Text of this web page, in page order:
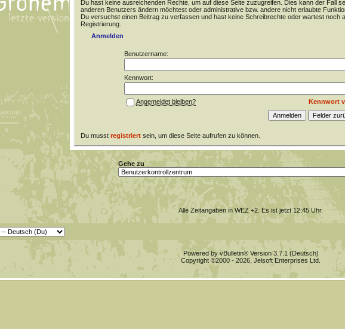
Du hast keine ausreichenden Rechte, um auf diese Seite zuzugreifen. Dies kann der Fall
anderen Benutzers ändern möchtest oder administrative bzw. andere nicht erlaubte
Du versuchst einen Beitrag zu verfassen und hast keine Schreibrechte oder wartest noch
Registrierung.
Anmelden
Benutzername:
Kennwort:
Kennwort
Angemeldet bleiben?
Du musst registriertsein, um diese Seite aufrufen zu können.
Gehe zu
Alle Zeitangaben in WEZ +2. Es ist jetzt12:45Uhr.
Powered by vBulletin® Version 3.7.1 (Deutsch)
Copyright ©2000 - 2026, Jelsoft Enterprises Ltd.